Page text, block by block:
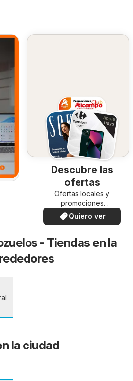
Descubre las
ofertas
Ofertas locales y
promociones
especiales.
Quiero ver
- Tiendas en la
la ciudad